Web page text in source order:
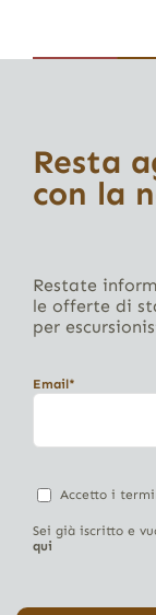
Resta
con la
Restate
le offerte di
per
Email*
Accetto i
Sei già iscritto e
qui